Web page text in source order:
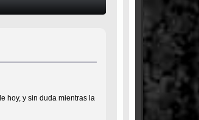
hoy, y sin duda mientras la